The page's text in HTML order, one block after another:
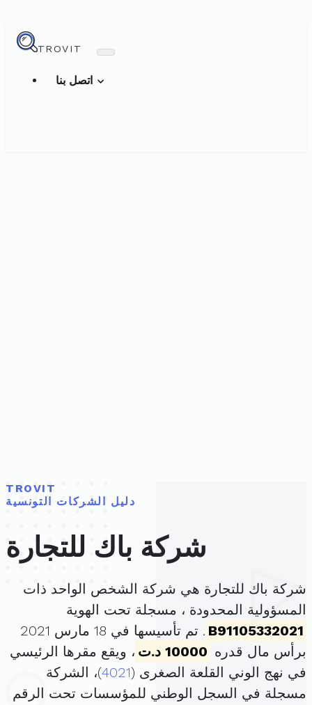
TROVIT
TROVIT
دليل الشركات التونسية
شركة باك للتجارة
شركة باك للتجارة هي شركة الشخص الواحد ذات
المسؤولية المحدودة ، مسجلة تحت الهوية
B91105332021
. تم تأسيسها في 18 مارس 2021
برأس مال قدره 10000 د.ت
، ويقع مقرها الرئيسي
في نهج الوني القلعة الصغرى (4021)، الشركة
مسجلة في السجل الوطني للمؤسسات تحت الرقم